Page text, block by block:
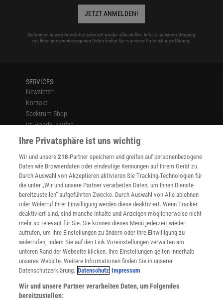
JETZT ANMELDEN!
Sie können unsere Newsletter jederzeit wieder abbestellen. Infos zu unserem Umgang
mit Ihren personenbezogenen Daten finden Sie in unserer Datenschutzerklärung.
SERVICES
Newsletter
Kontakt
Spektrum Shop
Im Handel kaufen
Presse
Verträge kündigen
Widerruf
INFO
Mediadaten
Datenschutz
Nutzungsbedingungen
Cookie-Einstellungen
Utiq verwalten
Nutzungsbasierte Onlinewerbung
Alle Artikel
Impressum
Angebote für Schulen
Angebote für Institutionen
Ihre Privatsphäre ist uns wichtig
Wir und unsere218-Partner speichern und greifen auf personenbezogene
Daten wie Browserdaten oder eindeutige Kennungen auf Ihrem Gerät zu.
Durch Auswahl von Akzeptieren aktivieren Sie Tracking-Technologien für
die unter „Wir und unsere Partner verarbeiten Daten, um Ihnen Dienste
bereitzustellen“ aufgeführten Zwecke. Durch Auswahl von Alle ablehnen
oder Widerruf Ihrer Einwilligung werden diese deaktiviert. Wenn Tracker
deaktiviert sind, sind manche Inhalte und Anzeigen möglicherweise nicht
mehr so relevant für Sie. Sie können dieses Menü jederzeit wieder
aufrufen, um Ihre Einstellungen zu ändern oder Ihre Einwilligung zu
widerrufen, indem Sie auf den Link Voreinstellungen verwalten am
unteren Rand der Webseite klicken. Ihre Einstellungen gelten innerhalb
unseres Website. Weitere Informationen finden Sie in unserer
Datenschutzerklärung. Datenschutz Impressum
Wir und unsere Partner verarbeiten Daten, um Folgendes
bereitzustellen: